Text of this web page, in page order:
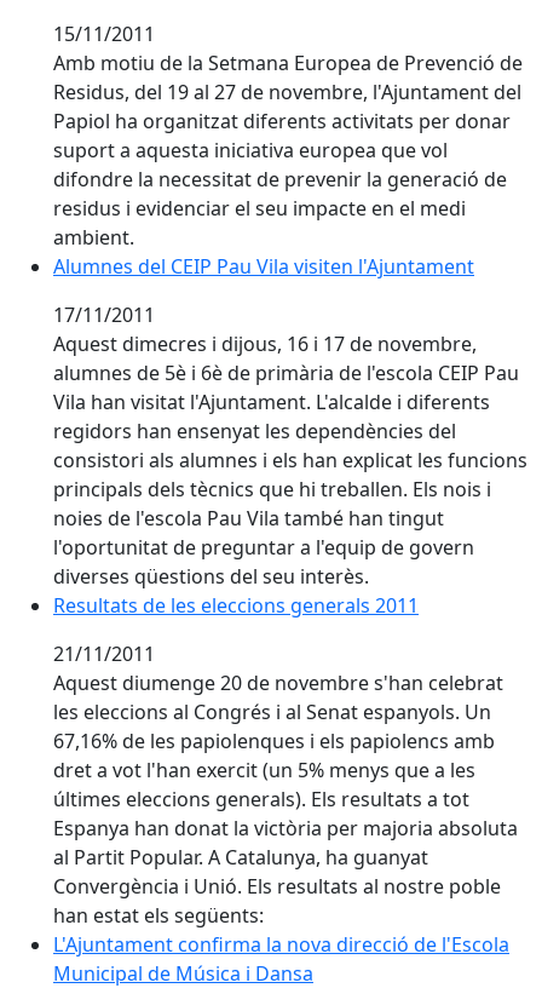
15/11/2011
Amb motiu de la Setmana Europea de Prevenció de
Residus, del 19 al 27 de novembre, l'Ajuntament del
Papiol ha organitzat diferents activitats per donar
suport a aquesta iniciativa europea que vol
difondre la necessitat de prevenir la generació de
residus i evidenciar el seu impacte en el medi
ambient.
Alumnes del CEIP Pau Vila visiten l'Ajuntament
Alumnes del CEIP Pau Vila visiten l'Ajuntament
17/11/2011
Aquest dimecres i dijous, 16 i 17 de novembre,
alumnes de 5è i 6è de primària de l'escola CEIP Pau
Vila han visitat l'Ajuntament. L'alcalde i diferents
regidors han ensenyat les dependències del
consistori als alumnes i els han explicat les funcions
principals dels tècnics que hi treballen. Els nois i
noies de l'escola Pau Vila també han tingut
l'oportunitat de preguntar a l'equip de govern
diverses qüestions del seu interès.
Resultats de les eleccions generals 2011
Resultats de les eleccions generals 2011
21/11/2011
Aquest diumenge 20 de novembre s'han celebrat
les eleccions al Congrés i al Senat espanyols. Un
67,16% de les papiolenques i els papiolencs amb
dret a vot l'han exercit (un 5% menys que a les
últimes eleccions generals). Els resultats a tot
Espanya han donat la victòria per majoria absoluta
al Partit Popular. A Catalunya, ha guanyat
Convergència i Unió. Els resultats al nostre poble
han estat els següents:
L'Ajuntament confirma la nova direcció de l'Escola
L'Ajuntament confirma la nova direcció de l'Escola
Municipal de Música i Dansa